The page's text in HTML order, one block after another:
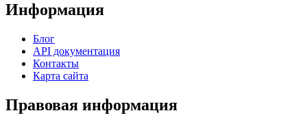
Информация
Блог
API документация
Контакты
Карта сайта
Правовая информация